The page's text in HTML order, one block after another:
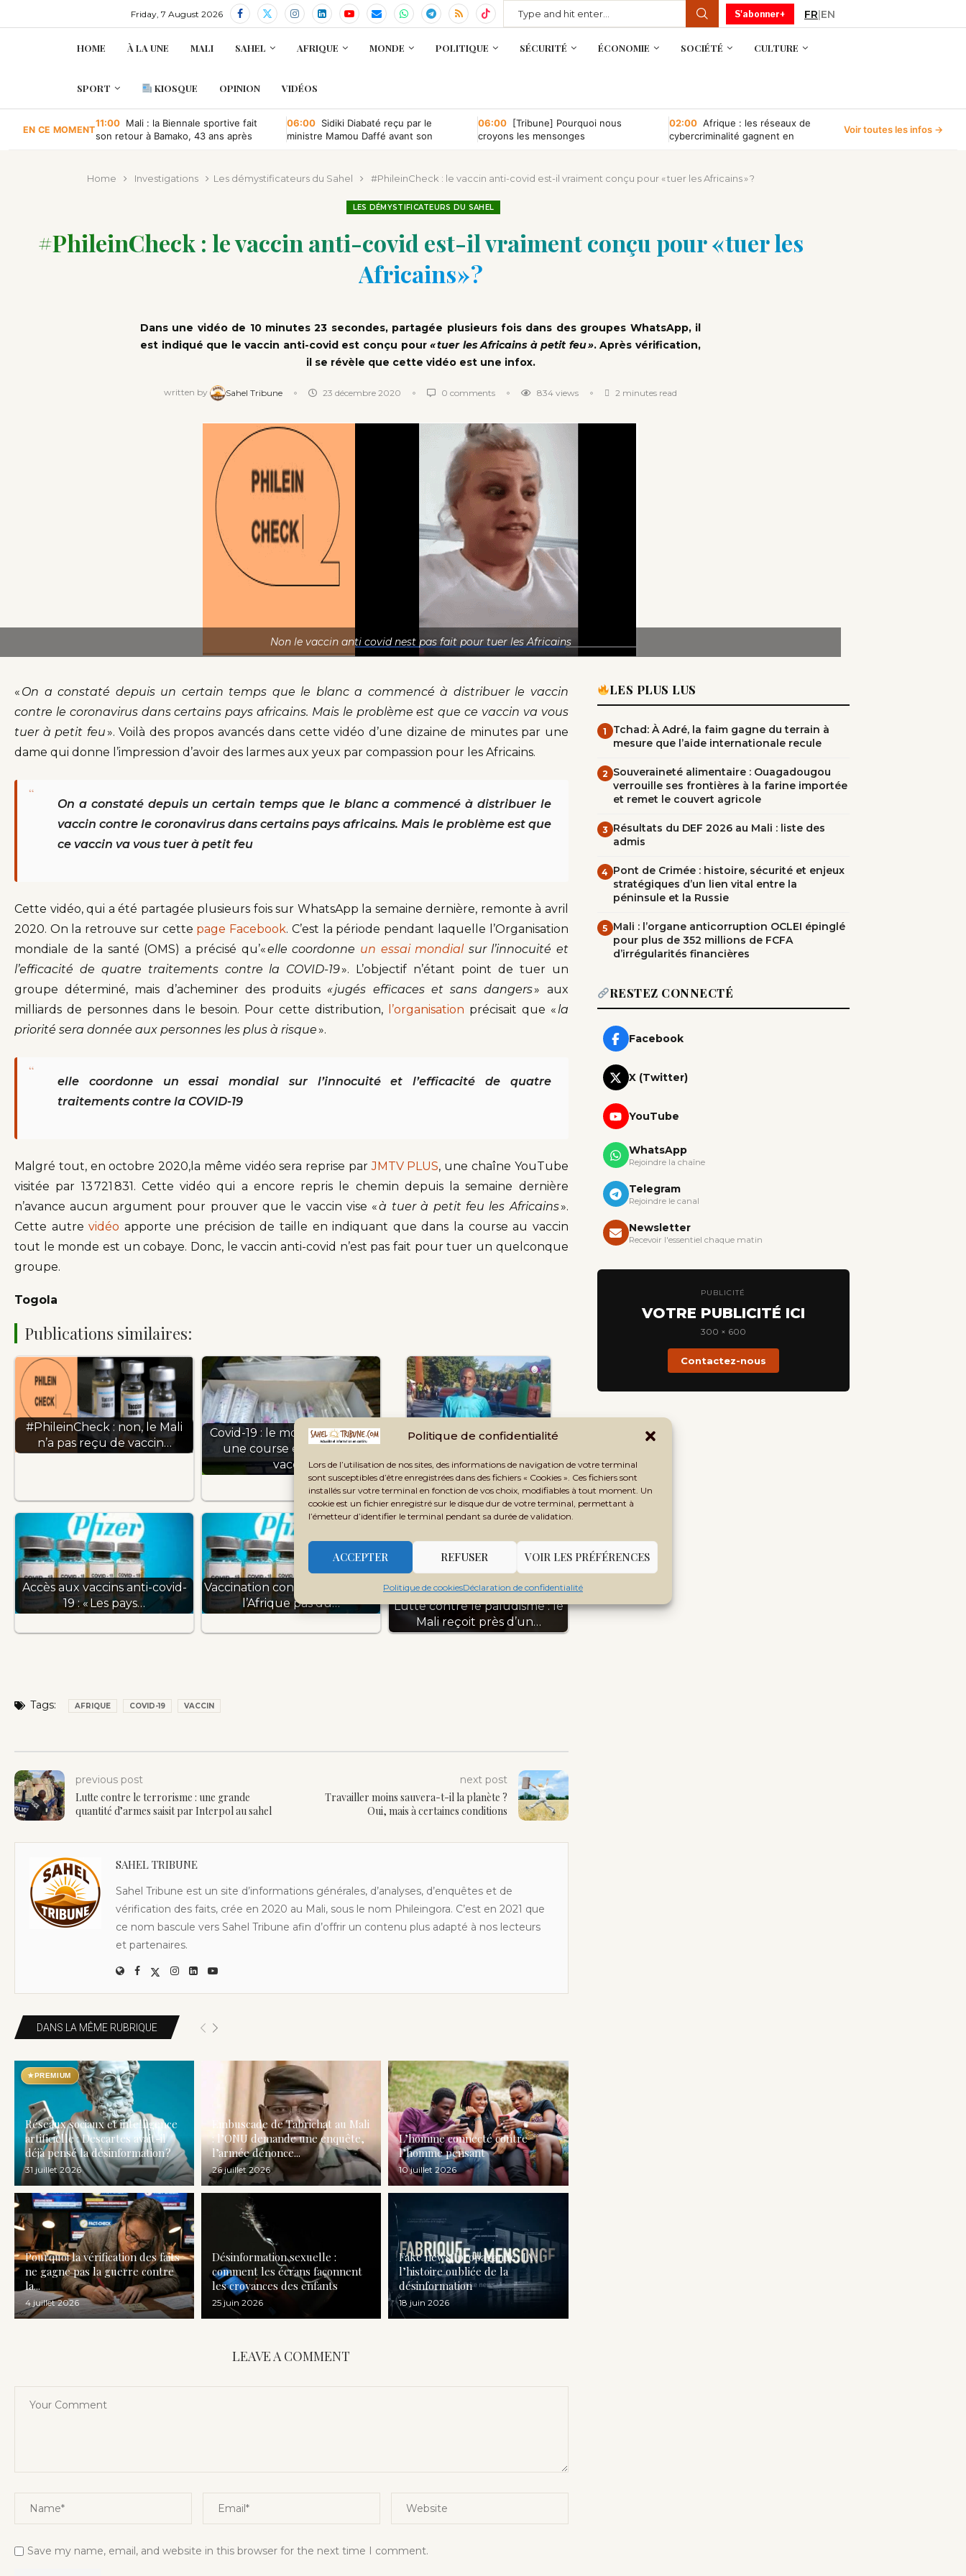
Politique de confidentialité
Lors de l’utilisation de nos sites, des informations de navigation de votre terminal
sont susceptibles d’être enregistrées dans des fichiers « Cookies ». Ces fichiers sont
installés sur votre terminal en fonction de vos choix, modifiables à tout moment. Un
cookie est un fichier enregistré sur le disque dur de votre terminal, permettant à
l’émetteur d’identifier le terminal pendant sa durée de validation.
ACCEPTER REFUSER VOIR LES PRÉFÉRENCES
Politique de cookiesDéclaration de confidentialité
Friday, 7 August 2026 S'abonner+ FR|EN
HOME À LA UNE MALI SAHEL AFRIQUE MONDE POLITIQUE SÉCURITÉ ÉCONOMIE SOCIÉTÉ CULTURE
SPORT KIOSQUE OPINION VIDÉOS
EN CE MOMENT
11:00 Mali : la Biennale sportive fait
son retour à Bamako, 43 ans après
06:00 Sidiki Diabaté reçu par le
ministre Mamou Daffé avant son
06:00 [Tribune] Pourquoi nous
croyons les mensonges
02:00 Afrique : les réseaux de
cybercriminalité gagnent en
Voir toutes les infos →
Home Investigations Les démystificateurs du Sahel #PhileinCheck : le vaccin anti-covid est-il vraiment conçu pour « tuer les Africains » ?
LES DÉMYSTIFICATEURS DU SAHEL
#PhileinCheck : le vaccin anti-covid est-il vraiment conçu pour « tuer les
Africains » ?
Dans une vidéo de 10 minutes 23 secondes, partagée plusieurs fois dans des groupes WhatsApp, il
est indiqué que le vaccin anti-covid est conçu pour« tuer les Africains à petit feu ». Après vérification,
il se révèle que cette vidéo est une infox.
written by Sahel Tribune 23 décembre 2020 0 comments 834 views 2 minutes read
Non le vaccin anti covid nest pas fait pour tuer les Africains
« On a constaté depuis un certain temps que le blanc a commencé à distribuer le vaccin
contre le coronavirus dans certains pays africains. Mais le problème est que ce vaccin va vous
tuer à petit feu». Voilà des propos avancés dans cette vidéo d’une dizaine de minutes par une
dame qui donne l’impression d’avoir des larmes aux yeux par compassion pour les Africains.
“
On a constaté depuis un certain temps que le blanc a commencé à distribuer le
vaccin contre le coronavirus dans certains pays africains. Mais le problème est que
ce vaccin va vous tuer à petit feu
Cette vidéo, qui a été partagée plusieurs fois sur WhatsApp la semaine dernière, remonte à avril
2020. On la retrouve sur cette page Facebook. C’est la période pendant laquelle l’Organisation
mondiale de la santé (OMS) a précisé qu’«elle coordonne un essai mondial sur l’innocuité et
l’efficacité de quatre traitements contre la COVID-19». L’objectif n’étant point de tuer un
groupe déterminé, mais d’acheminer des produits « jugés efficaces et sans dangers» aux
milliards de personnes dans le besoin. Pour cette distribution,
l’organisation précisait que «la
priorité sera donnée aux personnes les plus à risque».
“
elle coordonne un essai mondial sur l’innocuité et l’efficacité de quatre
traitements contre la COVID-19
Malgré tout, en octobre 2020,la même vidéo sera reprise parJMTV PLUS, une chaîne YouTube
visitée par 13 721 831. Cette vidéo qui a encore repris le chemin depuis la semaine dernière
n’avance aucun argument pour prouver que le vaccin vise «à tuer à petit feu les Africains».
Cette autrevidéo apporte une précision de taille en indiquant que dans la course au vaccin
tout le monde est un cobaye. Donc, le vaccin anti-covid n’est pas fait pour tuer un quelconque
groupe.
Togola
Publications similaires:
#PhileinCheck : non, le Mali
n’a pas reçu de vaccin…
Covid-19 : le monde se livre à
une course effrénée au
vaccin
Discussion entre le
Patriote, le Cultivé et…
Accès aux vaccins anti-covid-
19 : « Les pays…
Vaccination contre la covid-19 :
l’Afrique pas du…
Lutte contre le paludisme : le
Mali reçoit près d’un…
Tags: AFRIQUE COVID-19 VACCIN
previous post
Lutte contre le terrorisme : une grande
quantité d’armes saisit par Interpol au sahel
next post
Travailler moins sauvera-t-il la planète ?
Oui, mais à certaines conditions
SAHEL TRIBUNE
Sahel Tribune est un site d’informations générales, d’analyses, d’enquêtes et de
vérification des faits, crée en 2020 au Mali, sous le nom Phileingora. C’est en 2021 que
ce nom bascule vers Sahel Tribune afin d’offrir un contenu plus adapté à nos lecteurs
et partenaires.
DANS LA MÊME RUBRIQUE
★PREMIUM
Réseaux sociaux et intelligence
artificielle : Descartes avait-il
déjà pensé la désinformation ?
31 juillet 2026
Embuscade de Tabrichat au Mali
: l’ONU demande une enquête,
l’armée dénonce...
26 juillet 2026
L’homme connecté contre
l’homme pensant
10 juillet 2026
Pourquoi la vérification des faits
ne gagne pas la guerre contre
la...
4 juillet 2026
Désinformation sexuelle :
comment les écrans façonnent
les croyances des enfants
25 juin 2026
Fake news, propagande, IA :
l’histoire oubliée de la
désinformation
18 juin 2026
LEAVE A COMMENT
Save my name, email, and website in this browser for the next time I comment.
LES PLUS LUS
1
Tchad: À Adré, la faim gagne du terrain à
mesure que l’aide internationale recule
2 Souveraineté alimentaire : Ouagadougou
verrouille ses frontières à la farine importée
et remet le couvert agricole
3 Résultats du DEF 2026 au Mali : liste des
admis
4 Pont de Crimée : histoire, sécurité et enjeux
stratégiques d’un lien vital entre la
péninsule et la Russie
5 Mali : l’organe anticorruption OCLEI épinglé
pour plus de 352 millions de FCFA
d’irrégularités financières
RESTEZ CONNECTÉ
Facebook
X (Twitter)
YouTube
WhatsApp
Rejoindre la chaîne
Telegram
Rejoindre le canal
Newsletter
Recevoir l'essentiel chaque matin
PUBLICITÉ
VOTRE PUBLICITÉ ICI
300 × 600
Contactez-nous